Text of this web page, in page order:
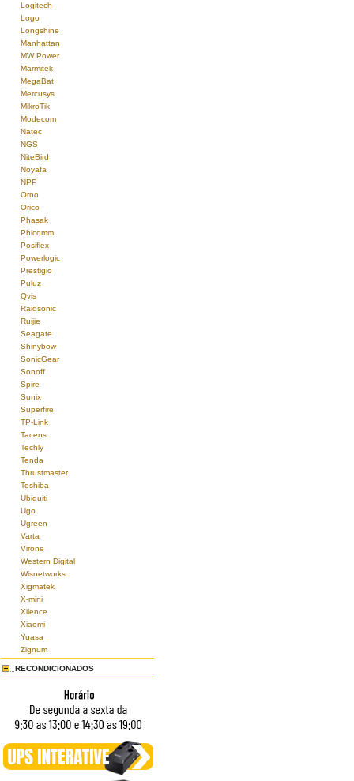
Logitech
Logo
Longshine
Manhattan
MW Power
Marmitek
MegaBat
Mercusys
MikroTik
Modecom
Natec
NGS
NiteBird
Noyafa
NPP
Orno
Orico
Phasak
Phicomm
Posiflex
Powerlogic
Prestigio
Puluz
Qvis
Raidsonic
Ruijie
Seagate
Shinybow
SonicGear
Sonoff
Spire
Sunix
Superfire
TP-Link
Tacens
Techly
Tenda
Thrustmaster
Toshiba
Ubiquiti
Ugo
Ugreen
Varta
Virone
Western Digital
Wisnetworks
Xigmatek
X-mini
Xilence
Xiaomi
Yuasa
Zignum
RECONDICIONADOS